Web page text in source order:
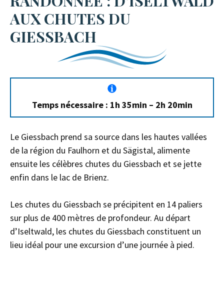
AUX CHUTES DU
GIESSBACH
Temps nécessaire : 1h 35min – 2h 20min
Le Giessbach prend sa source dans les hautes vallées
de la région du Faulhorn et du Sägistal, alimente
ensuite les célèbres chutes du Giessbach et se jette
enfin dans le lac de Brienz.
Les chutes du Giessbach se précipitent en 14 paliers
sur plus de 400 mètres de profondeur. Au départ
d’Iseltwald, les chutes du Giessbach constituent un
lieu idéal pour une excursion d’une journée à pied.